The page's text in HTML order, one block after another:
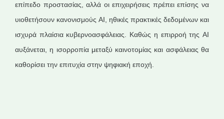
επίπεδο προστασίας, αλλά οι επιχειρήσεις πρέπει επίσης να
υιοθετήσουν κανονισμούς AI, ηθικές πρακτικές δεδομένων και
ισχυρά πλαίσια κυβερνοασφάλειας. Καθώς η επιρροή της AI
αυξάνεται, η ισορροπία μεταξύ καινοτομίας και ασφάλειας θα
καθορίσει την επιτυχία στην ψηφιακή εποχή.